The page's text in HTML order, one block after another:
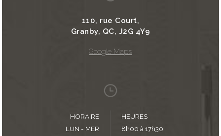
110, rue Court,
Granby, QC, J2G 4Y9
Google Maps
HORAIRE
HEURES
LUN - MER
8h00 à 17h30